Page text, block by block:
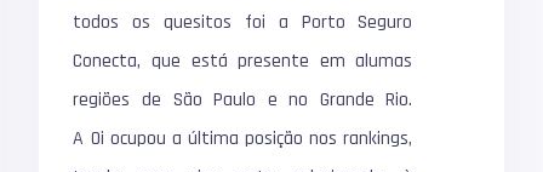
todos os quesitos foi a Porto Seguro
Conecta, que está presente em alumas
regiões de São Paulo e no Grande Rio.
A Oi ocupou a última posição nos rankings,